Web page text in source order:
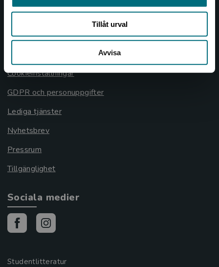
Tillåt urval
Avvisa
Allmänna länkar
Om oss
Cookieinställningar
GDPR och personuppgifter
Lediga tjänster
Nyhetsbrev
Pressrum
Tillgänglighet
Sociala medier
Studentlitteratur